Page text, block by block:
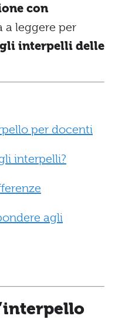
con
a leggere per
gli interpelli delle
per docenti
interpelli?
agli